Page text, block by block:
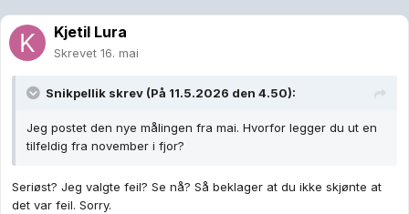
Kjetil Lura
Skrevet 16. mai
Snikpellik skrev (På 11.5.2026 den 4.50):
Jeg postet den nye målingen fra mai. Hvorfor legger du ut en
tilfeldig fra november i fjor?
Seriøst? Jeg valgte feil? Se nå? Så beklager at du ikke skjønte at
det var feil. Sorry.